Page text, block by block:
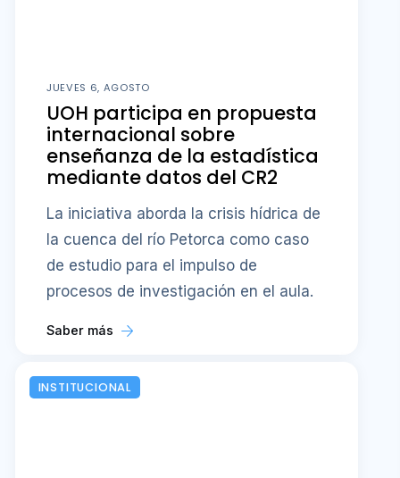
JUEVES 6, AGOSTO
UOH participa en propuesta
internacional sobre
enseñanza de la estadística
mediante datos del CR2
La iniciativa aborda la crisis hídrica de
la cuenca del río Petorca como caso
de estudio para el impulso de
procesos de investigación en el aula.
Saber más
INSTITUCIONAL